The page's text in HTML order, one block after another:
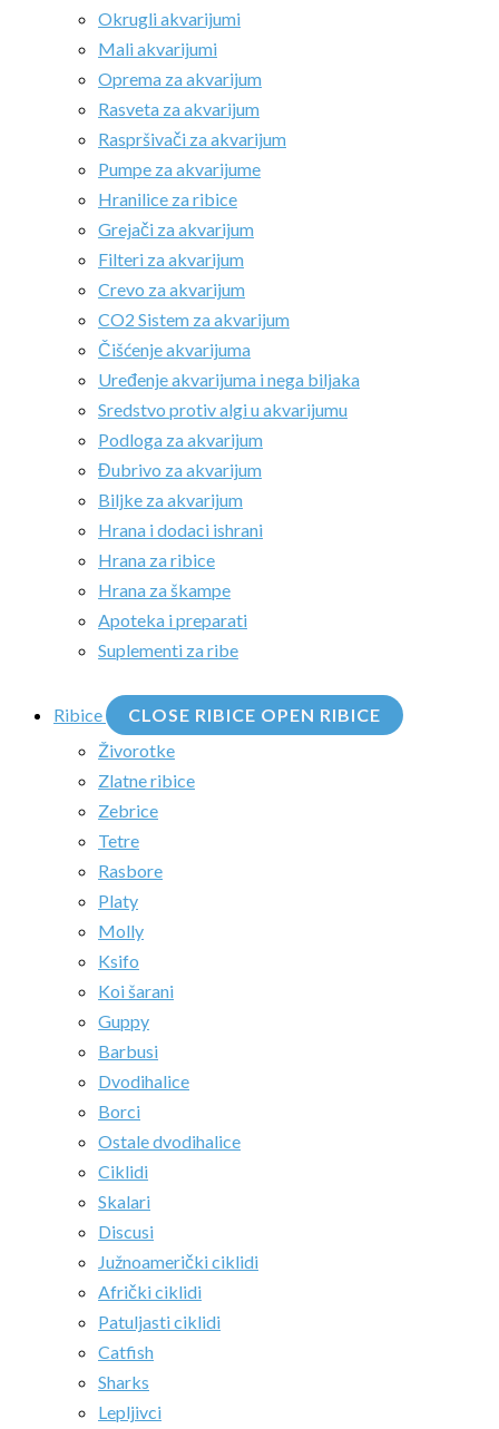
Okrugli akvarijumi
Mali akvarijumi
Oprema za akvarijum
Rasveta za akvarijum
Raspršivači za akvarijum
Pumpe za akvarijume
Hranilice za ribice
Grejači za akvarijum
Filteri za akvarijum
Crevo za akvarijum
CO2 Sistem za akvarijum
Čišćenje akvarijuma
Uređenje akvarijuma i nega biljaka
Sredstvo protiv algi u akvarijumu
Podloga za akvarijum
Đubrivo za akvarijum
Biljke za akvarijum
Hrana i dodaci ishrani
Hrana za ribice
Hrana za škampe
Apoteka i preparati
Suplementi za ribe
Ribice CLOSE RIBICE OPEN RIBICE
Živorotke
Zlatne ribice
Zebrice
Tetre
Rasbore
Platy
Molly
Ksifo
Koi šarani
Guppy
Barbusi
Dvodihalice
Borci
Ostale dvodihalice
Ciklidi
Skalari
Discusi
Južnoamerički ciklidi
Afrički ciklidi
Patuljasti ciklidi
Catfish
Sharks
Lepljivci